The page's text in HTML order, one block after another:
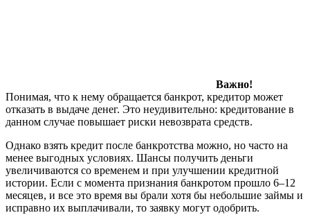
Важно!
Понимая, что к нему обращается банкрот, кредитор может
отказать в выдаче денег. Это неудивительно: кредитование в
данном случае повышает риски невозврата средств.
Однако взять кредит после банкротства можно, но часто на
менее выгодных условиях. Шансы получить деньги
увеличиваются со временем и при улучшении кредитной
истории. Если с момента признания банкротом прошло 6–12
месяцев, и все это время вы брали хотя бы небольшие займы и
исправно их выплачивали, то заявку могут одобрить.